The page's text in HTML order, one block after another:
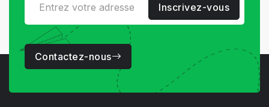
Inscrivez-vous
Contactez-nous